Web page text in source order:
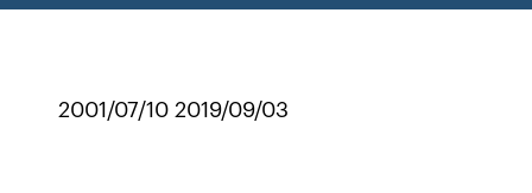
2001/07/10 2019/09/03